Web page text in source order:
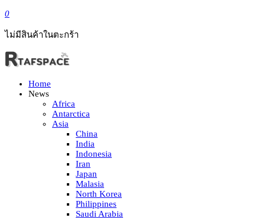
0
ไม่มีสินค้าในตะกร้า
Home
News
Africa
Antarctica
Asia
China
India
Indonesia
Iran
Japan
Malasia
North Korea
Philippines
Saudi Arabia